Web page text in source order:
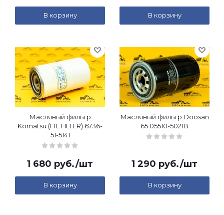
В корзину В корзину
Масляный фильтр
Komatsu (FIL FILTER) 6736-
51-5141
1 680 руб./шт
В корзину
Масляный фильтр Doosan
65.05510-5021B
1 290 руб./шт
В корзину